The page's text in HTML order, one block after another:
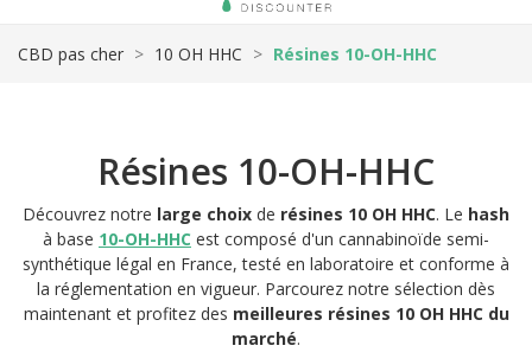
CBD pas cher 10 OH HHC Résines 10-OH-HHC
Résines 10-OH-HHC
Découvrez notre large choix de résines 10 OH HHC. Le hash
à base 10-OH-HHC est composé d'un cannabinoïde semi-
synthétique légal en France, testé en laboratoire et conforme à
la réglementation en vigueur. Parcourez notre sélection dès
maintenant et profitez des meilleures résines 10 OH HHC du
marché.